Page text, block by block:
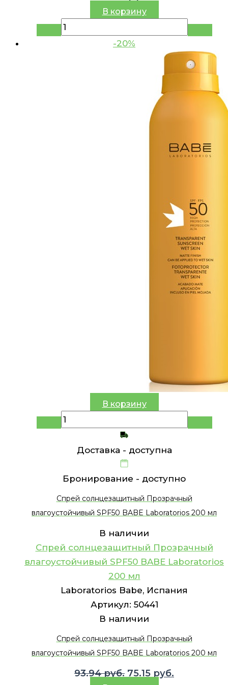
В корзину
-20%
В корзину
Доставка - доступна
Бронирование - доступно
Спрей солнцезащитный Прозрачный
влагоустойчивый SPF50 BABE Laboratorios 200 мл
В наличии
Спрей солнцезащитный Прозрачный
влагоустойчивый SPF50 BABE Laboratorios
200 мл
Laboratorios Babe, Испания
Артикул: 50441
В наличии
Спрей солнцезащитный Прозрачный
влагоустойчивый SPF50 BABE Laboratorios 200 мл
93.94руб. Первоначальная
75.15 руб.